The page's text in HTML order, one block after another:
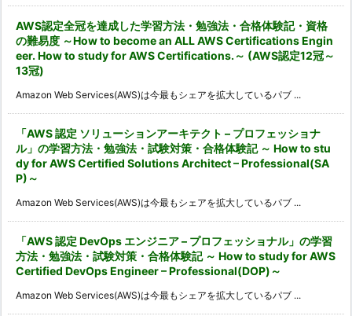
AWS認定全冠を達成した学習方法・勉強法・合格体験記・資格
の難易度 ～How to become an ALL AWS Certifications Engin
eer. How to study for AWS Certifications.～ (AWS認定12冠～
13冠)
Amazon Web Services(AWS)は今最もシェアを拡大しているパブ ...
「AWS 認定 ソリューションアーキテクト – プロフェッショナ
ル」の学習方法・勉強法・試験対策・合格体験記 ～ How to stu
dy for AWS Certified Solutions Architect – Professional(SA
P)～
Amazon Web Services(AWS)は今最もシェアを拡大しているパブ ...
「AWS 認定 DevOps エンジニア – プロフェッショナル」の学習
方法・勉強法・試験対策・合格体験記 ～ How to study for AWS
Certified DevOps Engineer – Professional(DOP)～
Amazon Web Services(AWS)は今最もシェアを拡大しているパブ ...